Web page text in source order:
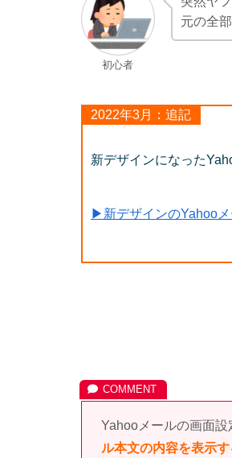
初心者
元の全
2022年3月：追記
新デザインになった
▶新デザインのYahoo
Yahooメールの画面
ル本文の内容を表示